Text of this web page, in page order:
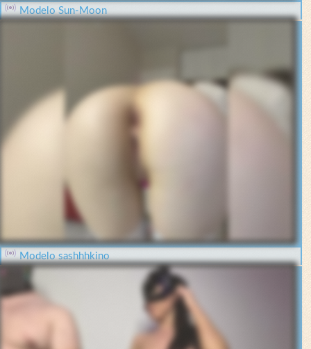
Modelo Sun-Moon
Modelo sashhhkino